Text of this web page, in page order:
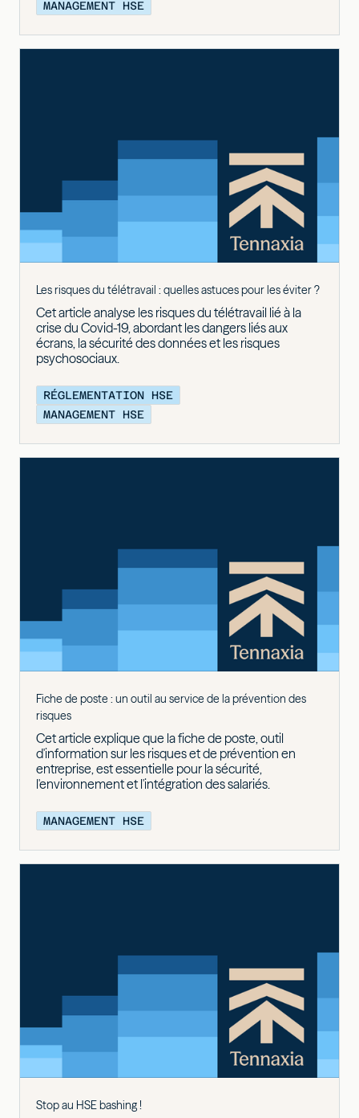
MANAGEMENT HSE
Les risques du télétravail : quelles astuces pour les éviter ?
Cet article analyse les risques du télétravail lié à la
crise du Covid-19, abordant les dangers liés aux
écrans, la sécurité des données et les risques
psychosociaux.
RÉGLEMENTATION HSE
MANAGEMENT HSE
Fiche de poste : un outil au service de la prévention des
risques
Cet article explique que la fiche de poste, outil
d'information sur les risques et de prévention en
entreprise, est essentielle pour la sécurité,
l'environnement et l'intégration des salariés.
MANAGEMENT HSE
Stop au HSE bashing !